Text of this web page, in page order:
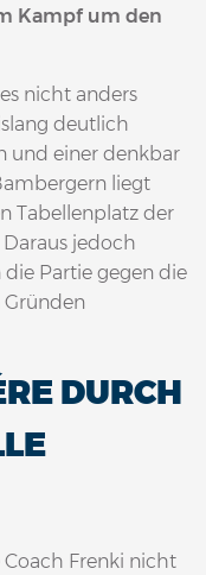
Kampf um den
nicht anders
deutlich
und einer denkbar
liegt
Tabellenplatz der
jedoch
die Partie gegen die
Gründen
DURCH
Coach Frenki nicht